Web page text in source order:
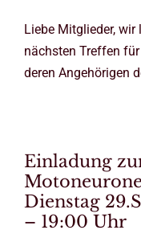
Liebe Mitglieder, wir
nächsten Treffen
deren Angehörigen
Einladung
Dienstag
– 19:00 Uhr